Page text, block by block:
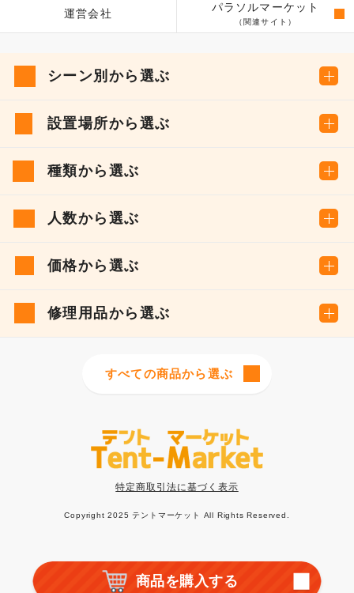
商品を購入する
運営会社 パラソルマーケット
（関連サイト）
シーン別から選ぶ
設置場所から選ぶ
種類から選ぶ
人数から選ぶ
価格から選ぶ
修理用品から選ぶ
すべての商品から選ぶ
特定商取引法に基づく表示
Copyright 2025 テントマーケット All Rights Reserved.